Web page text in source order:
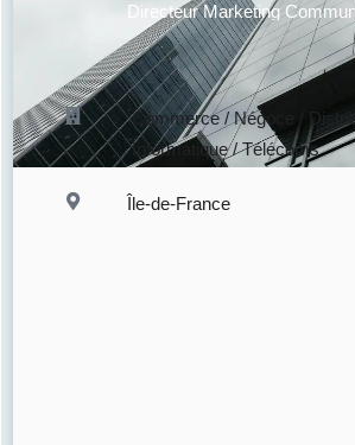
Directeur Marketing
Commerce / Négoce /
Informatique / Télécoms
Île-de-France